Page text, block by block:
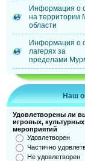
Информация о
на территории
области
Информация о
лагерях за
пределами
Наш
Удовлетворены ли
игровых,
мероприятий
Удовлетворен
Частично
Не удовлетворен